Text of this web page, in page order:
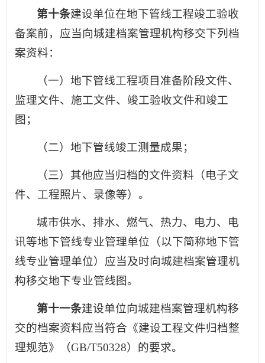
第十条建设单位在地下管线工程竣工验收
备案前，应当向城建档案管理机构移交下列档
案资料：
（一）地下管线工程项目准备阶段文件、
监理文件、施工文件、竣工验收文件和竣工
图；
（二）地下管线竣工测量成果；
（三）其他应当归档的文件资料（电子文
件、工程照片、录像等）。
城市供水、排水、燃气、热力、电力、电
讯等地下管线专业管理单位（以下简称地下管
线专业管理单位）应当及时向城建档案管理机
构移交地下专业管线图。
第十一条建设单位向城建档案管理机构移
交的档案资料应当符合《建设工程文件归档整
理规范》（GB/T50328）的要求。